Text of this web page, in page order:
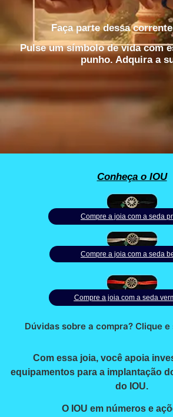
Faça parte dessa
Pulse um símbolo de vida com
punho. Adquira a
Conheça o IOU
Compre a joia com a seda
Compre a joia com a seda
Compre a joia com a seda
Dúvidas sobre a compra? Clique e
Com essa joia, você apoia
equipamentos para a implantação
do IOU.
O IOU em números e